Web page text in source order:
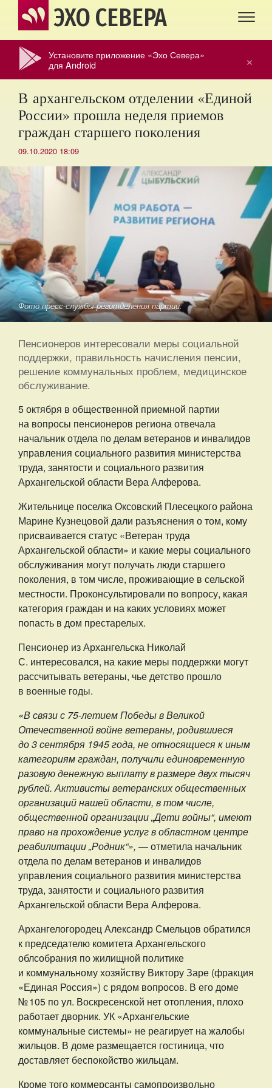
ЭХО СЕВЕРА
×
Установите приложение «Эхо Севера»
для Android
В архангельском отделении «Единой
России» прошла неделя приемов
граждан старшего поколения
09.10.2020 18:09
Фото пресс-службы реготделения партии.
Пенсионеров интересовали меры социальной
поддержки, правильность начисления пенсии,
решение коммунальных проблем, медицинское
обслуживание.
5 октября в общественной приемной партии
на вопросы пенсионеров региона отвечала
начальник отдела по делам ветеранов и инвалидов
управления социального развития министерства
труда, занятости и социального развития
Архангельской области Вера Алферова.
Жительнице поселка Оксовский Плесецкого района
Марине Кузнецовой дали разъяснения о том, кому
присваивается статус «Ветеран труда
Архангельской области» и какие меры социального
обслуживания могут получать люди старшего
поколения, в том числе, проживающие в сельской
местности. Проконсультировали по вопросу, какая
категория граждан и на каких условиях может
попасть в дом престарелых.
Пенсионер из Архангельска Николай
С. интересовался, на какие меры поддержки могут
рассчитывать ветераны, чье детство прошло
в военные годы.
«В связи с 75-летием Победы в Великой
Отечественной войне ветераны, родившиеся
до 3 сентября 1945 года, не относящиеся к иным
категориям граждан, получили единовременную
разовую денежную выплату в размере двух тысяч
рублей. Активисты ветеранских общественных
организаций нашей области, в том числе,
общественной организации „Дети войны“, имеют
право на прохождение услуг в областном центре
реабилитации „Родник“», — отметила начальник
отдела по делам ветеранов и инвалидов
управления социального развития министерства
труда, занятости и социального развития
Архангельской области Вера Алферова.
Архангелогородец Александр Смельцов обратился
к председателю комитета Архангельского
облсобрания по жилищной политике
и коммунальному хозяйству Виктору Заре (фракция
«Единая Россия») с рядом вопросов. В его доме
№ 105 по ул. Воскресенской нет отопления, плохо
работает дворник. УК «Архангельские
коммунальные системы» не реагирует на жалобы
жильцов. В доме размещается гостиница, что
доставляет беспокойство жильцам.
Кроме того коммерсанты самопроизвольно